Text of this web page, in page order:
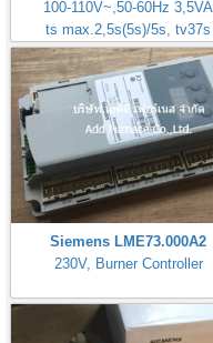
100-110V~,50-60Hz 3,5VA
ts max.2,5s(5s)/5s, tv37s
Siemens LME73.000A2
230V, Burner Controller